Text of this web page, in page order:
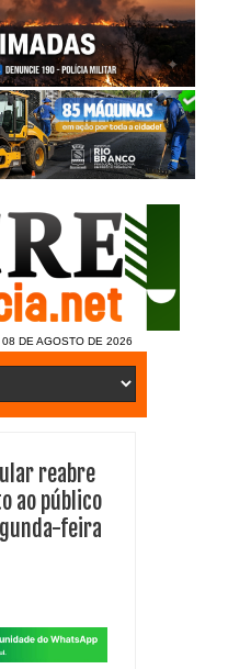
DE AGOSTO DE 2026
reabre
ao público
feira